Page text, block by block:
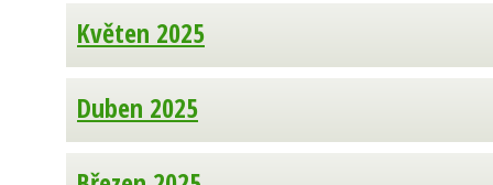
Květen 2025
Duben 2025